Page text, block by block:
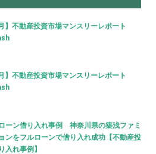
】不動産投資市場マンスリーレポート
】不動産投資市場マンスリーレポート
ーン借り入れ事例 神奈川県の築浅ファミ
ンをフルローンで借り入れ成功【不動産投
入れ事例】